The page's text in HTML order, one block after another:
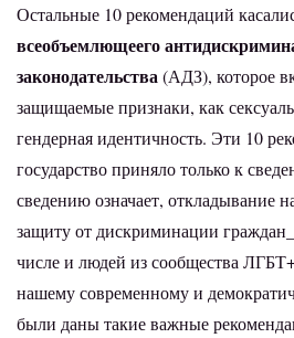
Остальные 10 рекомендаций
всеобъемлющеего
законодательства(АДЗ), которое
защищаемые признаки, как
гендерная идентичность. Эти 10
государство приняло только к
сведениюозначает, откладывание
защиту от дискриминации
числе и людей из сообщества
нашему современному и
были даны такие важные